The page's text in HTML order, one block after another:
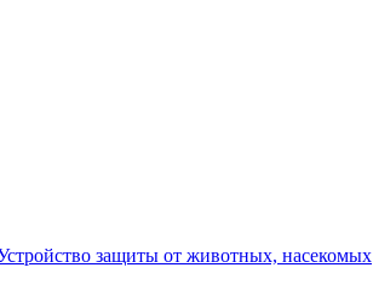
защиты от животных, насекомых